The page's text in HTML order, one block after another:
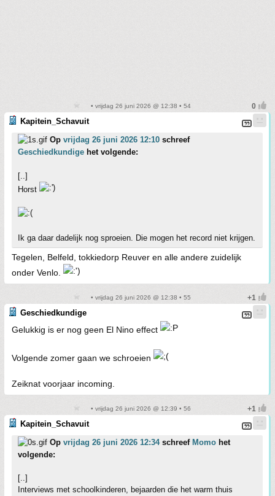
• vrijdag 26 juni 2026 @ 12:38 • 54
Kapitein_Schavuit
Op vrijdag 26 juni 2026 12:10 schreef
Geschiedkundige het volgende:
[..]
Horst
Ik ga daar dadelijk nog sproeien. Die mogen het record niet krijgen.
Tegelen, Belfeld, tokkiedorp Reuver en alle andere zuidelijk
onder Venlo.
• vrijdag 26 juni 2026 @ 12:38 • 55
Geschiedkundige
Gelukkig is er nog geen El Nino effect
Volgende zomer gaan we schroeien
Zeiknat voorjaar incoming.
• vrijdag 26 juni 2026 @ 12:39 • 56
Kapitein_Schavuit
Op vrijdag 26 juni 2026 12:34schreef Momo het
volgende:
[..]
Interviews met schoolkinderen, bejaarden die het warm thuis